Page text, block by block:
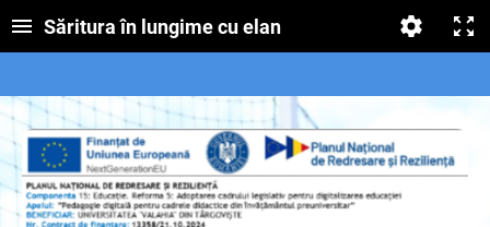
Săritura în lungime cu elan